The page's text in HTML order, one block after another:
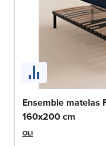
Ensemble matelas
160x200 cm
OLI